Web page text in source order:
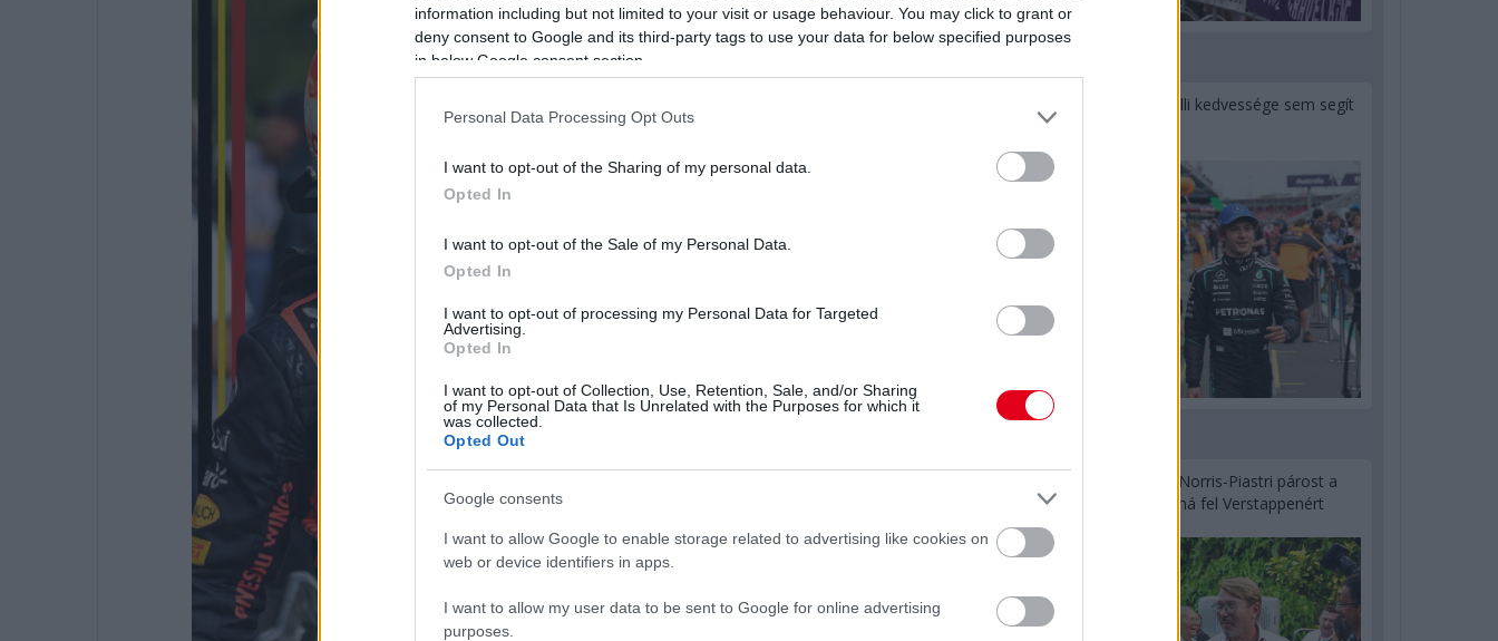
information including but not limited to your visit or usage behaviour. You may click to grant or
deny consent to Google and its third-party tags to use your data for below specified purposes
in below Google consent section.
Personal Data Processing Opt Outs
I want to opt-out of the Sharing of my personal data.
Opted In
I want to opt-out of the Sale of my Personal Data.
Opted In
I want to opt-out of processing my Personal Data for Targeted
Advertising.
Opted In
I want to opt-out of Collection, Use, Retention, Sale, and/or Sharing
of my Personal Data that Is Unrelated with the Purposes for which it
was collected.
Opted Out
Google consents
I want to allow Google to enable storage related to advertising like cookies on
web or device identifiers in apps.
I want to allow my user data to be sent to Google for online advertising
purposes.
Montoya szerint Antonelli kedvessége sem segít
Russellen
Hakkinen megtartaná a Norris-Piastri párost a
McLarennél, nem borítaná fel Verstappenért